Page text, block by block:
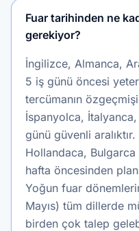
Fuar tarihinden ne
gerekiyor?
İngilizce, Almanca,
5 iş günü öncesi
tercümanın
İspanyolca,
günü güvenli
Hollandaca,
hafta öncesinden
Yoğun fuar
Mayıs) tüm dillerde
birden çok talep